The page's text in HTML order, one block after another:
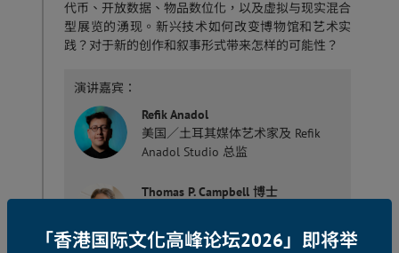
代币、开放数据、物品数位化，以及虚拟与现实混合
型展览的湧现。新兴技术如何改变博物馆和艺术实
践？对于新的创作和叙事形式带来怎样的可能性？
演讲嘉宾：
Refik Anadol
美国／土耳其媒体艺术家及 Refik
Anadol Studio 总监
Thomas P. Campbell 博士
裁
「香港国际文化高峰论坛2026」即将举